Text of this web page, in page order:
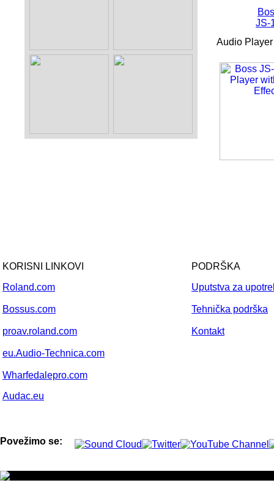
JS-
Audio
KORISNI LINKOVI
Roland.com
Bossus.com
proav.roland.com
eu.Audio-Technica.com
Wharfedalepro.com
Audac.eu
PODRŠKA
Uputstva za
Tehnička podrška
Kontakt
Povežimo se: